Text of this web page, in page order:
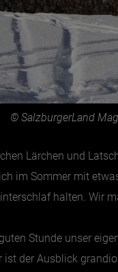
© SalzburgerLand
Lärchen und
im Sommer mit
halten. Wir
Stunde unser
der Ausblick